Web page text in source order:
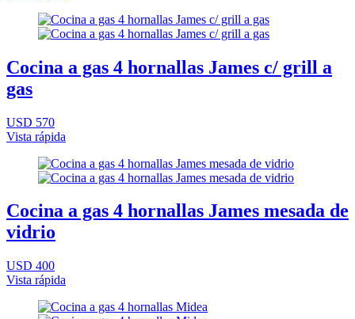
Cocina a gas 4 hornallas James c/ grill a
gas
USD 570
Vista rápida
Cocina a gas 4 hornallas James mesada de
vidrio
USD 400
Vista rápida